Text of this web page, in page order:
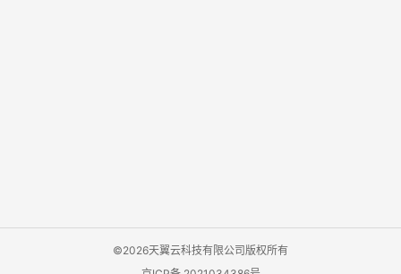
©2026天翼云科技有限公司版权所有